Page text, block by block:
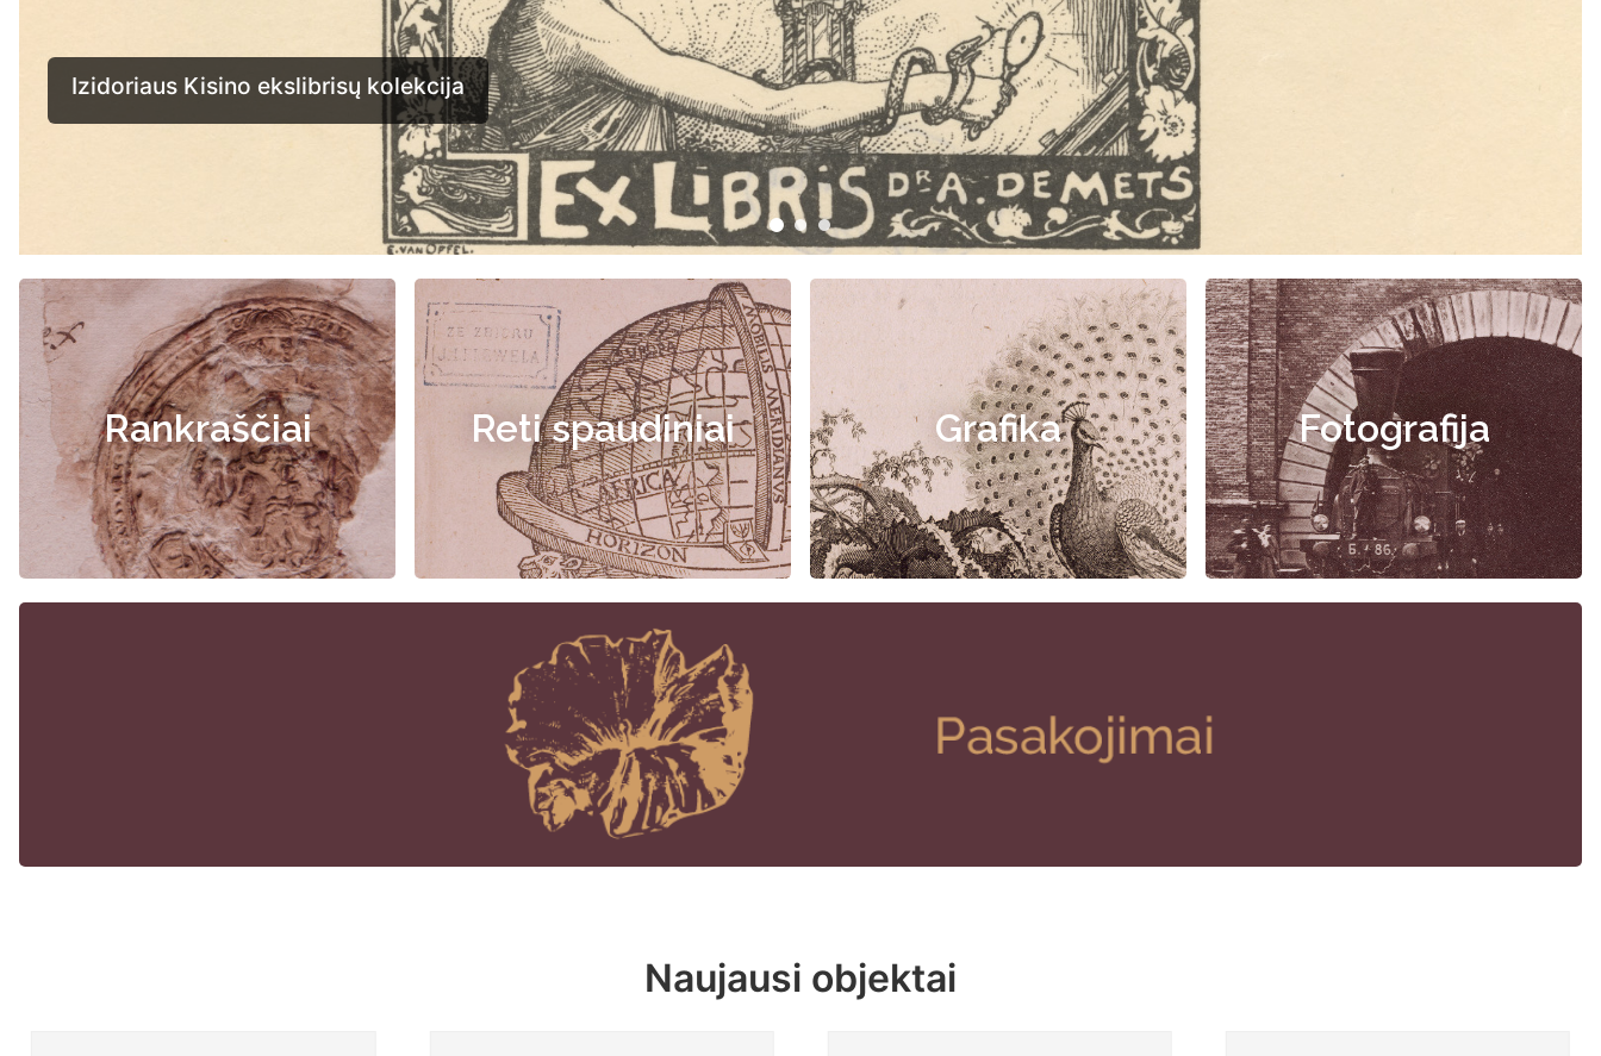
Rankraščiai Reti spaudiniai Grafika Fotografija
Naujausi objektai